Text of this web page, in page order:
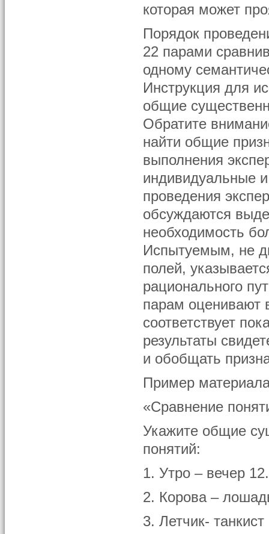
которая может
Порядок
22 парами
одному
Инструкция для
общие
Обратите
найти общие
выполнения
индивидуальные
проведения
обсуждаются
необходимость
Испытуемым, не
полей,
рационального
парам оценивают
соответствует
результаты
и обобщать
Пример
«Сравнение
Укажите общие
понятий:
1. Утро – вечер
2. Корова –
3. Летчик-